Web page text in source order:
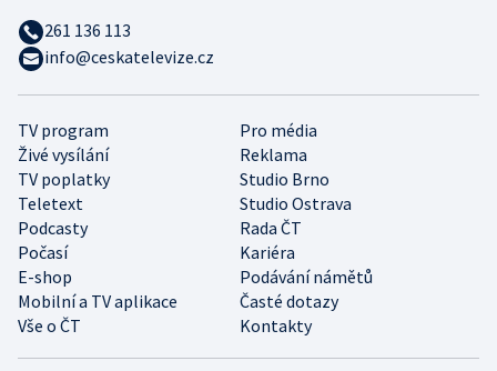
TV program
Pro média
Živé vysílání
Reklama
TV poplatky
Studio Brno
Teletext
Studio Ostrava
Podcasty
Rada ČT
Počasí
Kariéra
E-shop
Podávání námětů
Mobilní a TV aplikace
Časté dotazy
Vše o ČT
Kontakty
261 136 113
info@ceskatelevize.cz